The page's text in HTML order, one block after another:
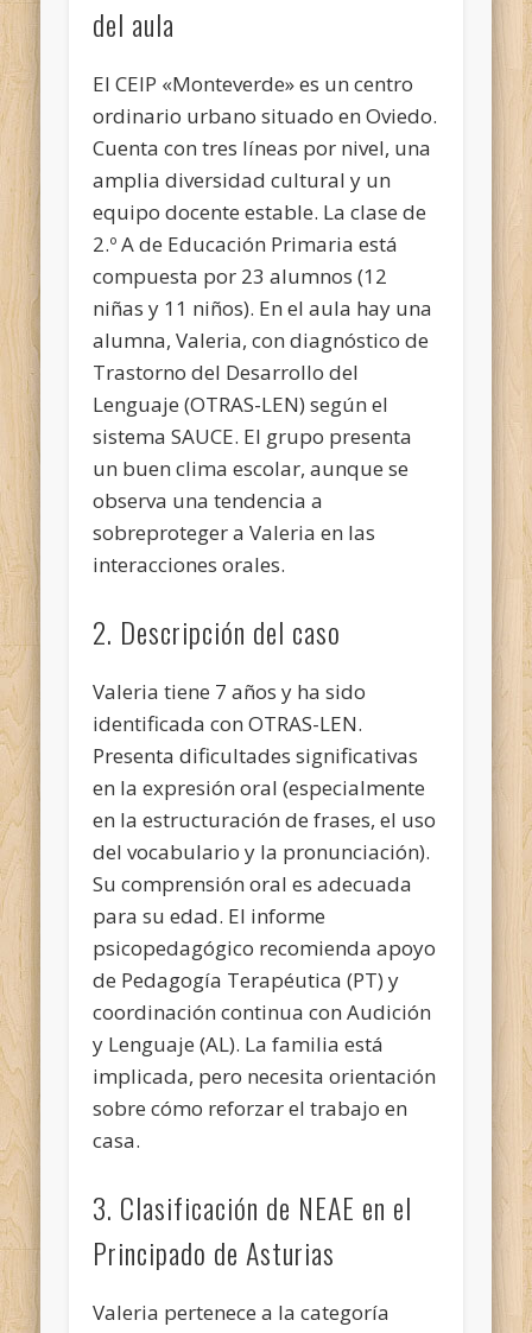
del aula
El CEIP «Monteverde» es un centro
ordinario urbano situado en Oviedo.
Cuenta con tres líneas por nivel, una
amplia diversidad cultural y un
equipo docente estable. La clase de
2.º A de Educación Primaria está
compuesta por 23 alumnos (12
niñas y 11 niños). En el aula hay una
alumna, Valeria, con diagnóstico de
Trastorno del Desarrollo del
Lenguaje (OTRAS-LEN) según el
sistema SAUCE. El grupo presenta
un buen clima escolar, aunque se
observa una tendencia a
sobreproteger a Valeria en las
interacciones orales.
2. Descripción del caso
Valeria tiene 7 años y ha sido
identificada con OTRAS-LEN.
Presenta dificultades significativas
en la expresión oral (especialmente
en la estructuración de frases, el uso
del vocabulario y la pronunciación).
Su comprensión oral es adecuada
para su edad. El informe
psicopedagógico recomienda apoyo
de Pedagogía Terapéutica (PT) y
coordinación continua con Audición
y Lenguaje (AL). La familia está
implicada, pero necesita orientación
sobre cómo reforzar el trabajo en
casa.
3. Clasificación de NEAE en el
Principado de Asturias
Valeria pertenece a la categoría